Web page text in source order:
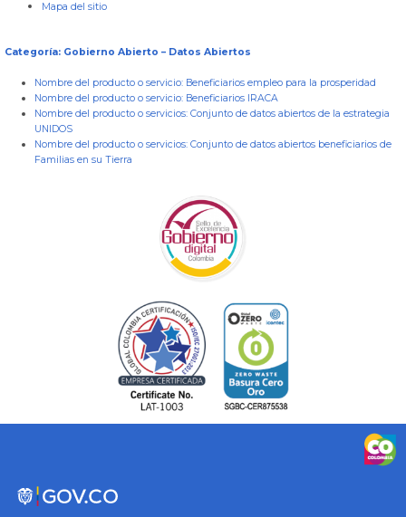
Mapa del sitio
Categoría: Gobierno Abierto – Datos Abiertos
Nombre del producto o servicio: Beneficiarios empleo para la prosperidad
Nombre del producto o servicio: Beneficiarios IRACA
Nombre del producto o servicios: Conjunto de datos abiertos de la estrategia
UNIDOS
Nombre del producto o servicios: Conjunto de datos abiertos beneficiarios de
Familias en su Tierra